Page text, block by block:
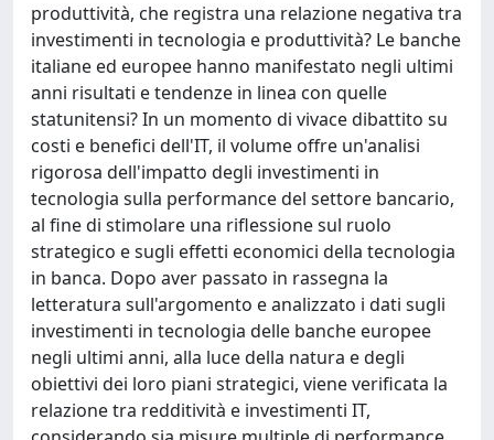
produttività, che registra una relazione negativa tra
investimenti in tecnologia e produttività? Le banche
italiane ed europee hanno manifestato negli ultimi
anni risultati e tendenze in linea con quelle
statunitensi? In un momento di vivace dibattito su
costi e benefici dell'IT, il volume offre un'analisi
rigorosa dell'impatto degli investimenti in
tecnologia sulla performance del settore bancario,
al fine di stimolare una riflessione sul ruolo
strategico e sugli effetti economici della tecnologia
in banca. Dopo aver passato in rassegna la
letteratura sull'argomento e analizzato i dati sugli
investimenti in tecnologia delle banche europee
negli ultimi anni, alla luce della natura e degli
obiettivi dei loro piani strategici, viene verificata la
relazione tra redditività e investimenti IT,